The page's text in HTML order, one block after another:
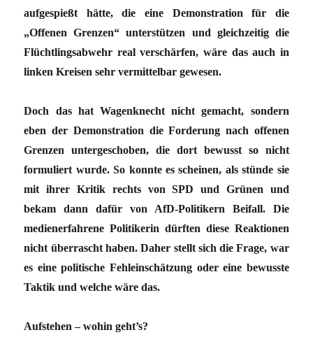
aufgespießt hätte, die eine Demonstration für die
„Offenen Grenzen“ unterstützen und gleichzeitig die
Flüchtlingsabwehr real verschärfen, wäre das auch in
linken Kreisen sehr vermittelbar gewesen.
Doch das hat Wagenknecht nicht gemacht, sondern
eben der Demonstration die Forderung nach offenen
Grenzen untergeschoben, die dort bewusst so nicht
formuliert wurde. So konnte es scheinen, als stünde sie
mit ihrer Kritik rechts von SPD und Grünen und
bekam dann dafür von AfD-Politikern Beifall. Die
medienerfahrene Politikerin dürften diese Reaktionen
nicht überrascht haben. Daher stellt sich die Frage, war
es eine politische Fehleinschätzung oder eine bewusste
Taktik und welche wäre das.
Aufstehen – wohin geht’s?